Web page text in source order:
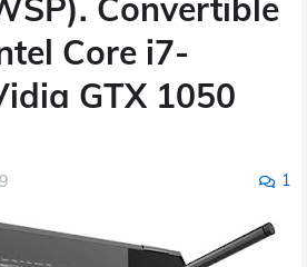
Convertible
Core i7-
GTX 1050
1